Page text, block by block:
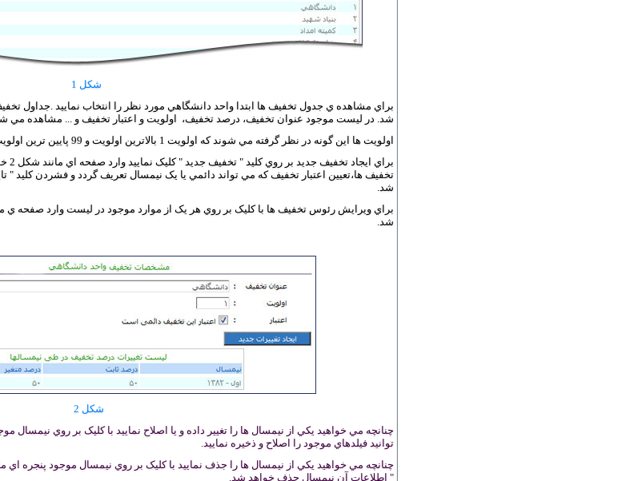
شکل 1
براي مشاهده ي جدول تخفيف ها ابتدا واحد دانشگاهي مورد نظر را انتخاب نماييد .جداول
شد. در ليست موجود عنوان تخفيف، درصد تخفيف، اولويت و اعتبار تخفيف و ... مشاهده مي
اولويت ها اين گونه در نظر گرفته مي شوند که اولويت 1 بالاترين اولويت و 99 پايين ترين اولويت را دارا مي باشد.
تخفيف ها،تعيين اعتبار تخفيف که مي تواند دائمي يا يک نيمسال تعريف گردد و فشردن کليد "
شد.
شد.
شکل 2
توانيد فيلدهاي موجود را اصلاح و ذخيره نماييد.
" اطلاعات آن نيمسال حذف خواهد شد.